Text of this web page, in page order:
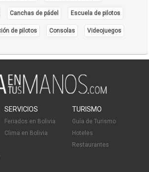
Canchas de pádel Escuela de pilotos
de pilotos Consolas Videojuegos
SERVICIOS
Feriados en Bolivia
Clima en Bolivia
TURISMO
Guía de Turismo
Hoteles
Restaurantes